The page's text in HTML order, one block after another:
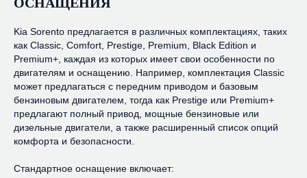
Kia Sorento предлагается в различных комплектациях, таких
как Classic, Comfort, Prestige, Premium, Black Edition и
Premium+, каждая из которых имеет свои особенности по
двигателям и оснащению. Например, комплектация Classic
может предлагаться с передним приводом и базовым
бензиновым двигателем, тогда как Prestige или Premium+
предлагают полный привод, мощные бензиновые или
дизельные двигатели, а также расширенный список опций
комфорта и безопасности.
Стандартное оснащение включает: